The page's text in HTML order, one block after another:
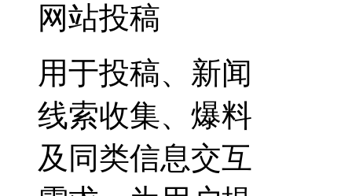
网站投稿
用于投稿、新闻
线索收集、爆料
及同类信息交互